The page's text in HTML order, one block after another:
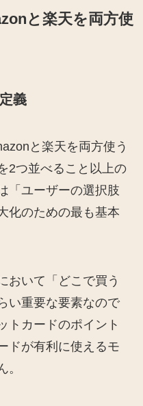
と楽天を両方使
義
と楽天を両方使う
2つ並べること以上の
「ユーザーの選択肢
化のための最も基本
おいて「どこで買う
い重要な要素なので
トカードのポイント
ドが有利に使えるモ
。